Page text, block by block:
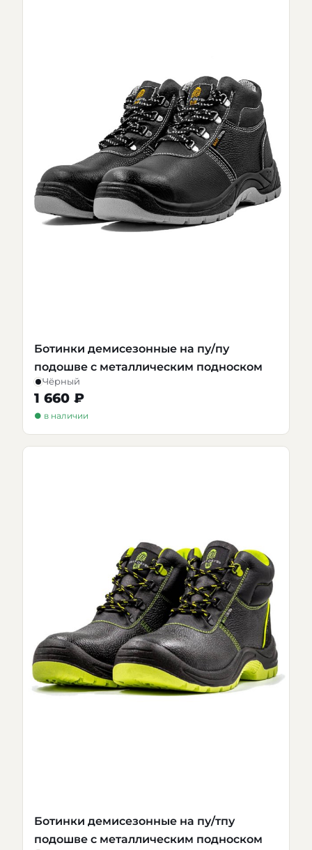
Ботинки демисезонные на пу/пу
подошве с металлическим подноском
Чёрный
1 660 ₽
● в наличии
Ботинки демисезонные на пу/тпу
подошве с металлическим подноском